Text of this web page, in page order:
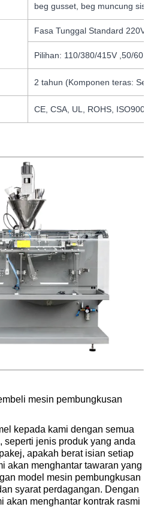
beg gusset, beg muncung sisi,
Fasa Tunggal Standard
Pilihan: 110/380/415V ,50/60HZ
2 tahun (Komponen teras:
CE, CSA, UL, ROHS, ISO9001
mesin pembungkusan
kepada kami dengan semua
seperti jenis produk yang anda
apakah berat isian setiap
akan menghantar tawaran yang
model mesin pembungkusan
syarat perdagangan. Dengan
akan menghantar kontrak rasmi